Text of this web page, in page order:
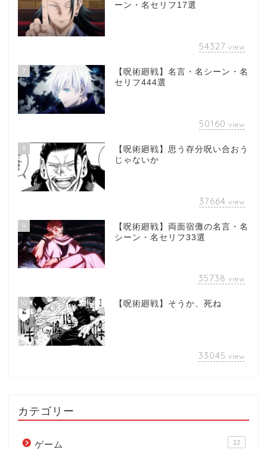
ーン・名セリフ17選
54327 view
7
【呪術廻戦】名言・名シーン・名
セリフ444選
50160 view
8
【呪術廻戦】思う存分呪い合おう
じゃないか
37664 view
9
【呪術廻戦】両面宿儺の名言・名
シーン・名セリフ33選
35738 view
10 【呪術廻戦】そうか、死ね
33045 view
カテゴリー
ゲーム 12